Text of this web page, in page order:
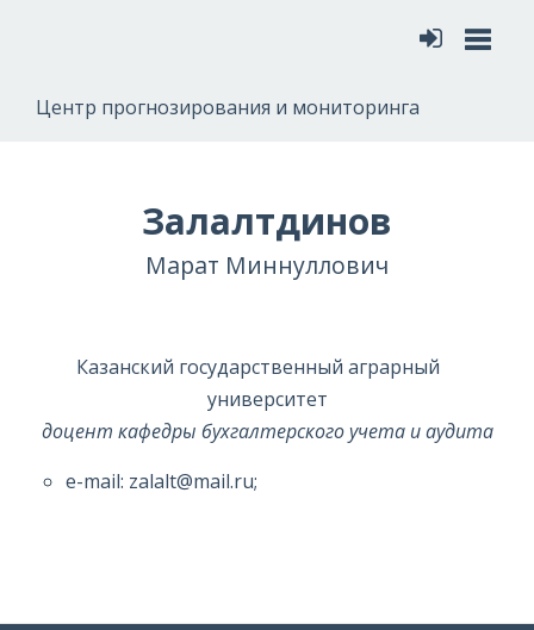
Центр прогнозирования и мониторинга
Залалтдинов
Марат Миннуллович
Казанский государственный аграрный
университет
доцент кафедры бухгалтерского учета и аудита
e-mail: zalalt@mail.ru;